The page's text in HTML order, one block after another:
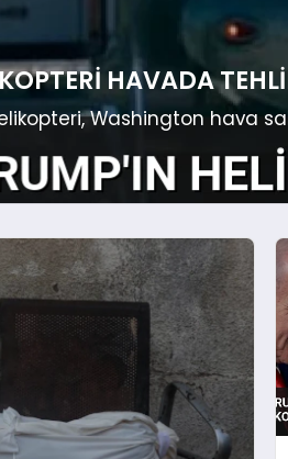
HAVADA
Washington hava